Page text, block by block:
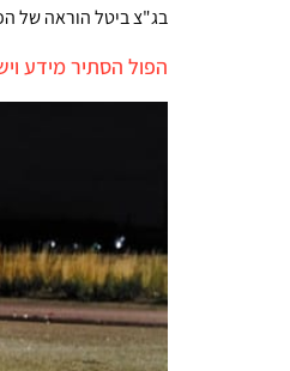
בג"צ ביטל הוראה של
הפול הסתיר מידע וישלם